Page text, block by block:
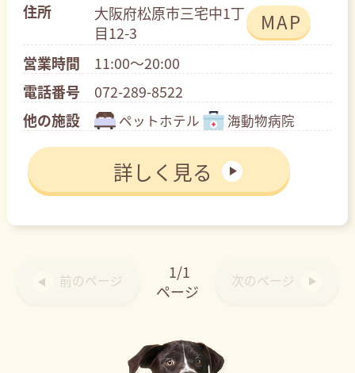
住所
大阪府松原市三宅中1丁
目12-3
MAP
営業時間
11:00～20:00
電話番号
072-289-8522
他の施設
ペットホテル 海動物病院
詳しく見る
前のページ
1/1
ページ
次のページ